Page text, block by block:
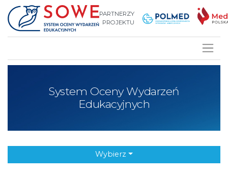
PARTNERZY
PROJEKTU
System Oceny Wydarzeń
Edukacyjnych
Wybierz